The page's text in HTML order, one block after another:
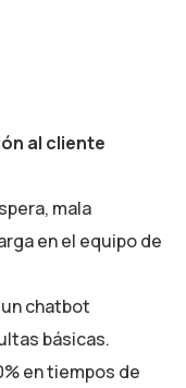
al cliente
mala
en el equipo de
chatbot
básicas.
en tiempos de